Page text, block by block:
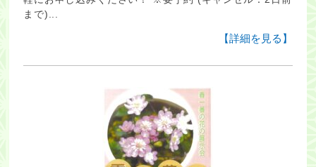
まで)...
【詳細を見る】